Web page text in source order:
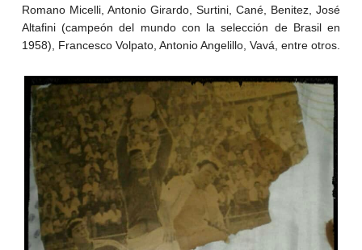
Romano Micelli, Antonio Girardo, Surtini, Cané, Benitez, José
Altafini (campeón del mundo con la selección de Brasil en
1958), Francesco Volpato, Antonio Angelillo, Vavá, entre otros.